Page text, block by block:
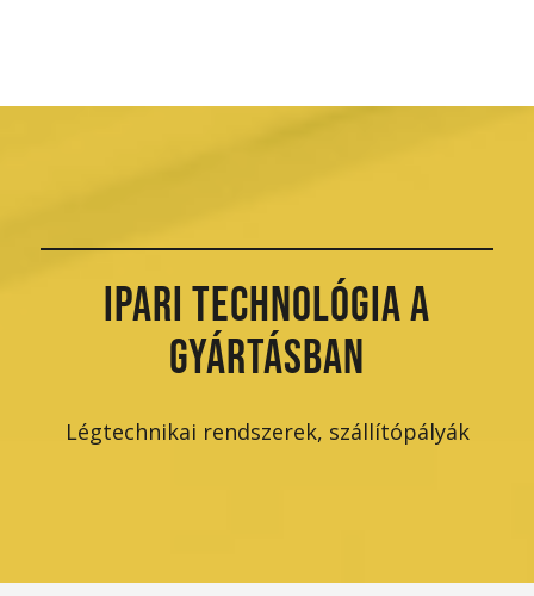
IPARI TECHNOLÓGIA A
GYÁRTÁSBAN
Légtechnikai rendszerek, szállítópályák